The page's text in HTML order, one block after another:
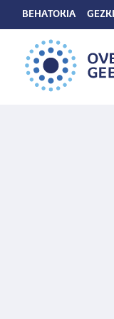
BEHATOKIA GEZKI